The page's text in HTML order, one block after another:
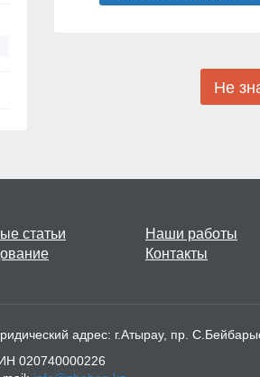
статьи
Наши работы
Контакты
адрес: г.Атырау, пр.
22 БИН